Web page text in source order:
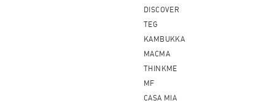
DISCOVER
TEG
KAMBUKKA
MACMA
THINKME
MF
CASA MIA